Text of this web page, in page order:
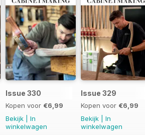
Issue 330
Kopen voor €6,99
Bekijk
In
winkelwagen
Issue 329
Kopen voor €6,99
Bekijk
In
winkelwagen